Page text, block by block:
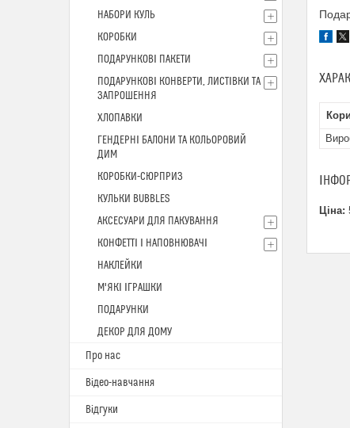
Ціна:
НАБОРИ КУЛЬ
КОРОБКИ
ПОДАРУНКОВІ ПАКЕТИ
ПОДАРУНКОВІ КОНВЕРТИ, ЛИСТІВКИ ТА
ЗАПРОШЕННЯ
ХЛОПАВКИ
ГЕНДЕРНІ БАЛОНИ ТА КОЛЬОРОВИЙ
ДИМ
КОРОБКИ-СЮРПРИЗ
КУЛЬКИ BUBBLES
АКСЕСУАРИ ДЛЯ ПАКУВАННЯ
КОНФЕТТІ І НАПОВНЮВАЧІ
НАКЛЕЙКИ
М'ЯКІ ІГРАШКИ
ПОДАРУНКИ
ДЕКОР ДЛЯ ДОМУ
Про нас
Відео-навчання
Відгуки